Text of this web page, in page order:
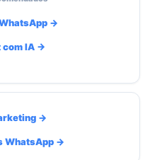
→
com IA →
→
WhatsApp →